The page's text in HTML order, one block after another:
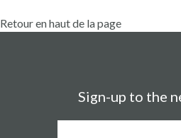
Retour en haut de la page
Sign-up to the